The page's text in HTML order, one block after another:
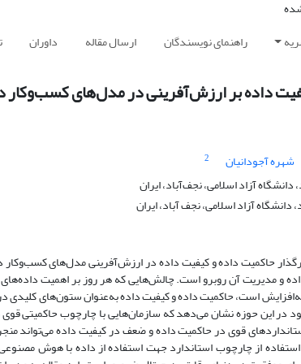
راهنمای نویسندگان ارسال مقاله داوران
داده بر ارزش‌آفرینی در مدل‌های کسب‌وکار
شهره آجودانیان
2
آزاد اسلامی، نجف‌آباد، ایران
آزاد اسلامی، نجف آباد، ایران
حاکمیت داده و کیفیت داده در ارزش‌آفرینی مدل‌های
و مدیریت آن روبرو است. چالش‌هایی که هر روز بر اهمیت
است، حاکمیت داده و کیفیت داده به‌عنوان ستون‌های کلیدی
این حوزه نشان می‌دهد که سازمان‌هایی با چارچوب حاکمیتی قوی
قوی در حاکمیت داده و ضعف در کیفیت داده
از چارچوب استاندارد جهت استفاده از داده با هوش